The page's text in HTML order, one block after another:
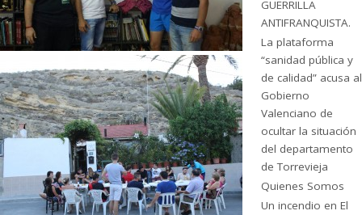
GUERRILLA
ANTIFRANQUISTA.
La plataforma
“sanidad pública y
de calidad” acusa al
Gobierno
Valenciano de
ocultar la situación
del departamento
de Torrevieja
Quienes Somos
Un incendio en El